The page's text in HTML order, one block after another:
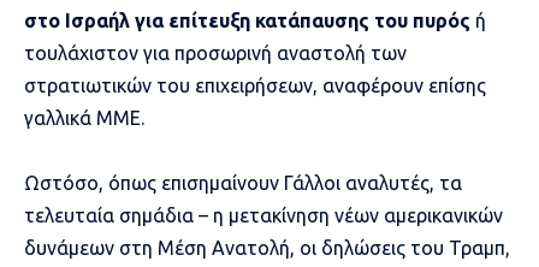
στο Ισραήλ για επίτευξη κατάπαυσης του πυρός ή
τουλάχιστον για προσωρινή αναστολή των
στρατιωτικών του επιχειρήσεων, αναφέρουν επίσης
γαλλικά ΜΜΕ.
Ωστόσο, όπως επισημαίνουν Γάλλοι αναλυτές, τα
τελευταία σημάδια – η μετακίνηση νέων αμερικανικών
δυνάμεων στη Μέση Ανατολή, οι δηλώσεις του Τραμπ,